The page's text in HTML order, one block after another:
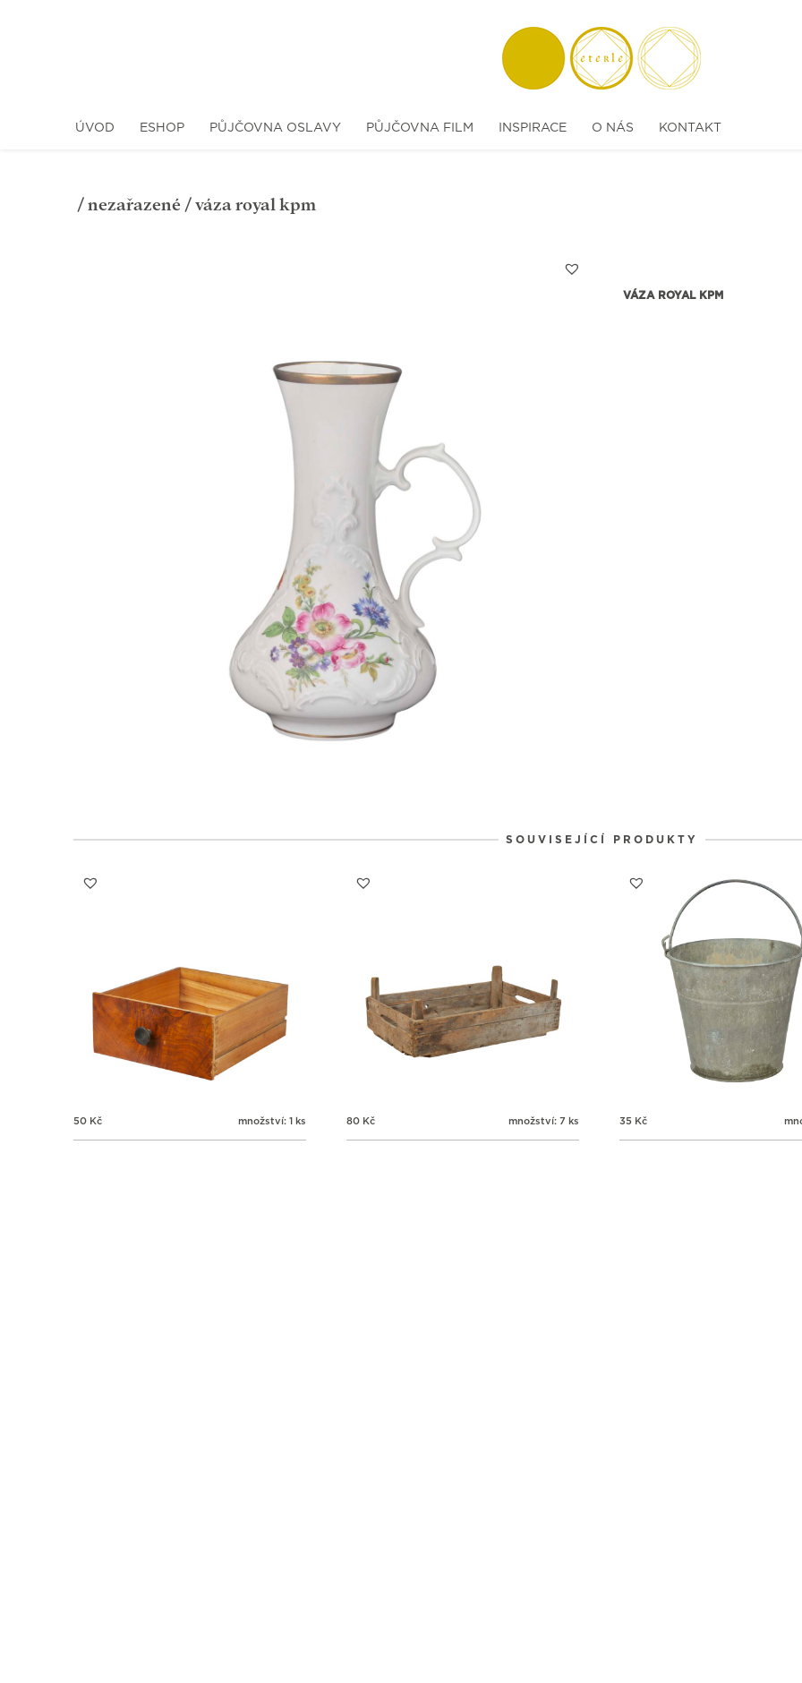
ÚVOD ESHOP PŮJČOVNA OSLAVY PŮJČOVNA FILM INSPIRACE O NÁS KONTAKT
/ nezařazené / váza royal kpm
VÁZA ROYAL KPM
SOUVISEJÍCÍ PRODUKTY
50 Kč množství: 1 ks 80 Kč množství: 7 ks 35 Kč